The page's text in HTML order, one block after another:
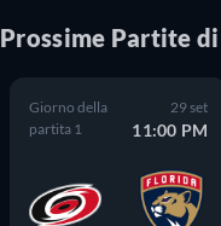
Prossime Partite di
Giorno della
partita 1
29 set
11:00 PM